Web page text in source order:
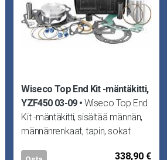
Wiseco Top End Kit -mäntäkitti,
YZF450 03-09
Wiseco Top End
Kit -mäntäkitti, sisältää männän,
männänrenkaat, tapin, sokat
338,90 €